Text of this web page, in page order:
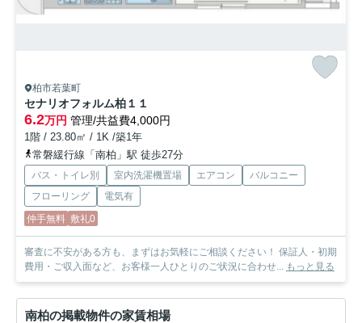
柏市若葉町
セナリオフォルム柏１１
6.2万円 管理/共益費4,000円
1階 / 23.80㎡ / 1K /築1年
常磐緩行線「南柏」駅 徒歩27分
バス・トイレ別 室内洗濯機置場 エアコン
バルコニー
フローリング
電気有
仲手無料 敷礼0
審査に不安がある方も、まずはお気軽にご相談ください！ 保証人・初期
費用・ご収入面など、お客様一人ひとりのご状況に合わせ...
もっと見る
南柏の掲載物件の家賃相場